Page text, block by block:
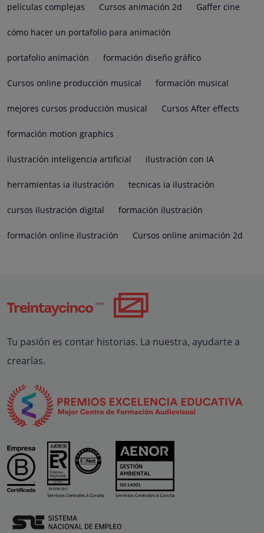
películas complejas Cursos animación 2d Gaffer cine
cómo hacer un portafolio para animación
portafolio animación formación diseño gráfico
Cursos online producción musical formación musical
mejores cursos producción musical Cursos After effects
formación motion graphics
ilustración inteligencia artificial ilustración con IA
herramientas ia ilustración tecnicas ia ilustración
cursos ilustración digital formación ilustración
formación online ilustración Cursos online animación 2d
Tu pasión es contar historias. La nuestra, ayudarte a
crearlas.